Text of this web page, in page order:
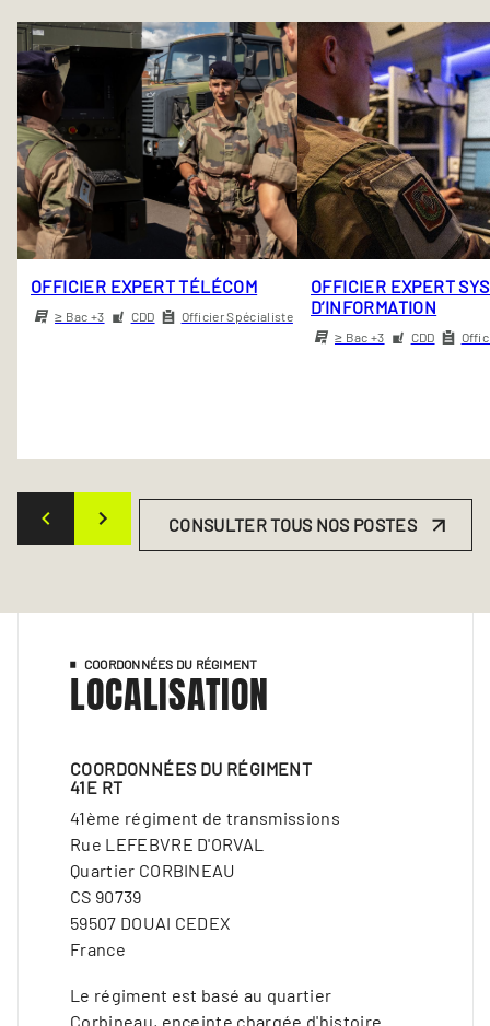
OFFICIER EXPERT TÉLÉCOM
≥ Bac +3 CDD Officier Spécialiste
OFFICIER EXPERT
D’INFORMATION
≥ Bac +3 CDD
CONSULTER TOUS NOS POSTES
COORDONNÉES DU RÉGIMENT
LOCALISATION
COORDONNÉES DU RÉGIMENT
41E RT
41ème régiment de transmissions
Rue LEFEBVRE D'ORVAL
Quartier CORBINEAU
CS 90739
59507 DOUAI CEDEX
France
Le régiment est basé au quartier
Corbineau, enceinte chargée d'histoire